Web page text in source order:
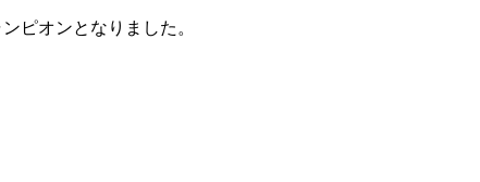
ピオンとなりました。